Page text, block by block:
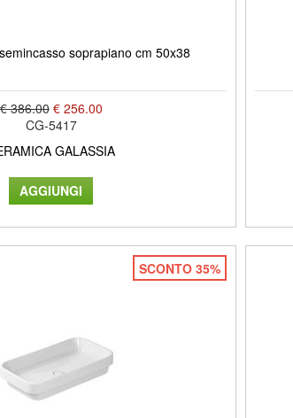
soprapiano cm 50x38
€ 386.00 € 256.00
CG-5417
GALASSIA
SCONTO 35%